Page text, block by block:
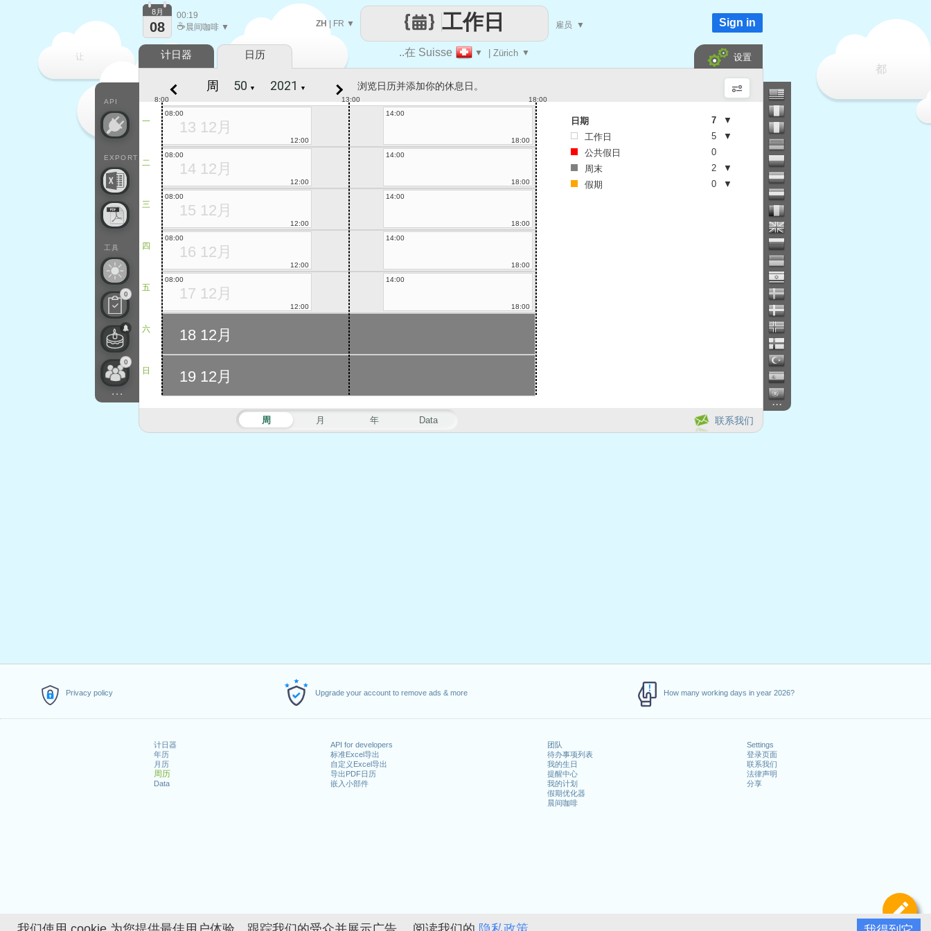
Privacy policy Upgrade your account to remove ads & more How many working days in year 2026?
计日器
年历
月历
周历
Data
API for developers
标准Excel导出
自定义Excel导出
导出PDF日历
嵌入小部件
团队
待办事项列表
我的生日
提醒中心
我的计划
假期优化器
晨间咖啡
Settings
登录页面
联系我们
法律声明
分享
定
让
每一天
都
..在 Suisse ▼ | Zürich ▼
工作日
ZH | FR ▼ 雇员 ▼
API
EXPORT
工具
0
0
...
8月
08
00:19
☕晨间咖啡 ▼ Sign in
计日器 日历 设置
...
联系我们
周 月 年 Data
周 ▼ ▼ 浏览日历并添加你的休息日。
一
二
三
四
五
六
日
13:00
8:00 18:00
13 12月
08:00
12:00
14:00
18:00
14 12月
08:00
12:00
14:00
18:00
15 12月
08:00
12:00
14:00
18:00
16 12月
08:00
12:00
14:00
18:00
17 12月
08:00
12:00
14:00
18:00
18 12月
19 12月
日期 7
▼
工作日
5
▼
公共假日
0
周末
2
▼
假期
0 ▼